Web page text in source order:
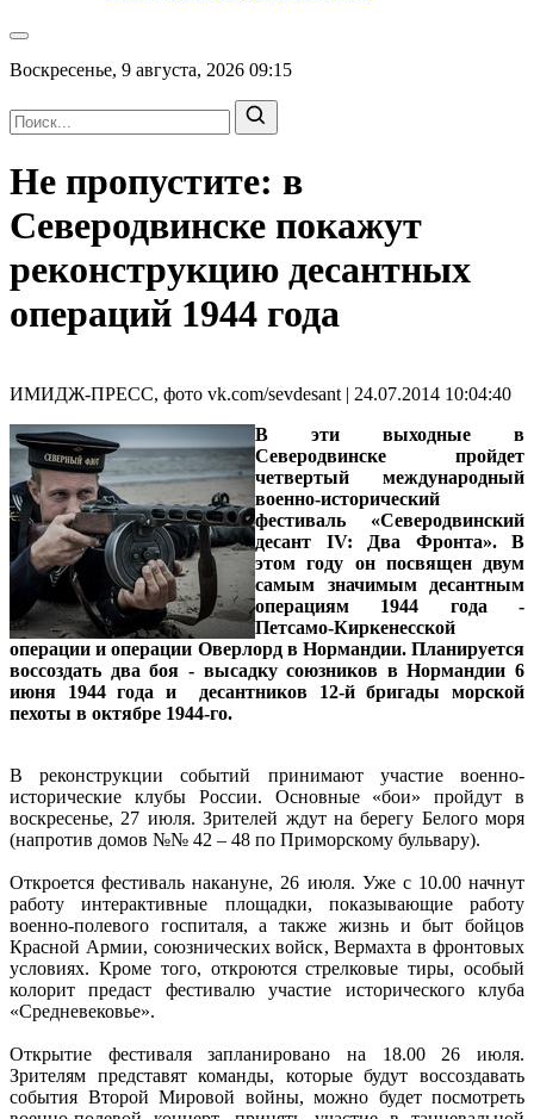
Воскресенье, 9 августа, 2026 09:15
Не пропустите: в
Северодвинске покажут
реконструкцию десантных
операций 1944 года
ИМИДЖ-ПРЕСС, фото vk.com/sevdesant | 24.07.2014 10:04:40
В эти выходные в
Северодвинске пройдет
четвертый международный
военно-исторический
фестиваль «Северодвинский
десант IV: Два Фронта». В
этом году он посвящен двум
самым значимым десантным
операциям 1944 года -
Петсамо-Киркенесской
операции и операции Оверлорд в Нормандии. Планируется
воссоздать два боя - высадку союзников в Нормандии 6
июня 1944 года и десантников 12-й бригады морской
пехоты в октябре 1944-го.
В реконструкции событий принимают участие военно-
исторические клубы России. Основные «бои» пройдут в
воскресенье, 27 июля. Зрителей ждут на берегу Белого моря
(напротив домов №№ 42 – 48 по Приморскому бульвару).
Откроется фестиваль накануне, 26 июля. Уже с 10.00 начнут
работу интерактивные площадки, показывающие работу
военно-полевого госпиталя, а также жизнь и быт бойцов
Красной Армии, союзнических войск, Вермахта в фронтовых
условиях. Кроме того, откроются стрелковые тиры, особый
колорит предаст фестивалю участие исторического клуба
«Средневековье».
Открытие фестиваля запланировано на 18.00 26 июля.
Зрителям представят команды, которые будут воссоздавать
события Второй Мировой войны, можно будет посмотреть